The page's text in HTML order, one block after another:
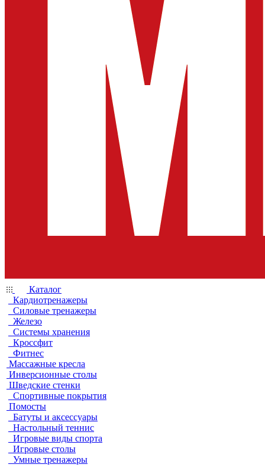
Каталог
Кардиотренажеры
Силовые тренажеры
Железо
Системы хранения
Кроссфит
Фитнес
Массажные кресла
Инверсионные столы
Шведские стенки
Спортивные покрытия
Помосты
Батуты и аксессуары
Настольный теннис
Игровые виды спорта
Игровые столы
Умные тренажеры